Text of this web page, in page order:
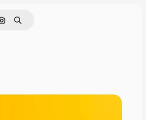
Pesquisar por imagem
Buscar